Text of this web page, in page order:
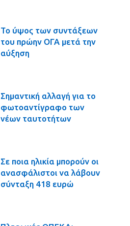
Το ύψος των συντάξεων
του πρώην ΟΓΑ μετά την
αύξηση
Σημαντική αλλαγή για το
φωτοαντίγραφο των
νέων ταυτοτήτων
Σε ποια ηλικία μπορούν οι
ανασφάλιστοι να λάβουν
σύνταξη 418 ευρώ